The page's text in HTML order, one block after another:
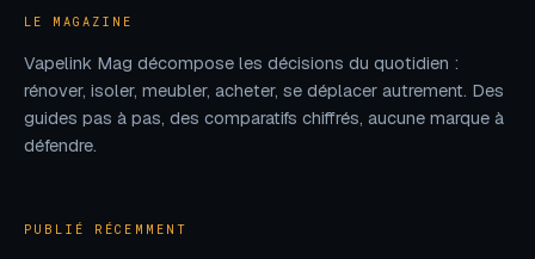
LE MAGAZINE
Vapelink Mag décompose les décisions du quotidien :
rénover, isoler, meubler, acheter, se déplacer autrement. Des
guides pas à pas, des comparatifs chiffrés, aucune marque à
défendre.
PUBLIÉ RÉCEMMENT